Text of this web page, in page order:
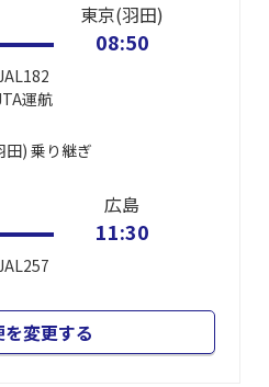
運航
東京(羽田)
08:50
田)乗り継ぎ
広島
11:30
変更する